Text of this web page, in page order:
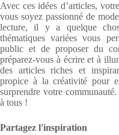
Avec ces idées d’articles,
vous soyez passionné de
lecture, il y a quelque
thématiques variées vous
public et de proposer du
préparez-vous à écrire et à
des articles riches et
propice à la créativité pour
surprendre votre
à tous !
Partagez l'inspiration